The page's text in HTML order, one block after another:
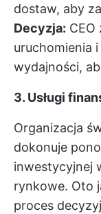
dostaw, aby
Decyzja:
uruchomienia
wydajności,
3. Usługi
Organizacja
dokonuje
inwestycyjnej
rynkowe. Oto
proces